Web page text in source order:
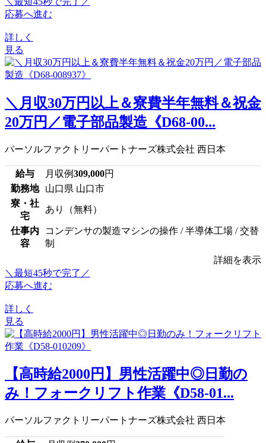
応募へ進む
詳しく
見る
＼月収30万円以上＆寮費半年無料＆祝金
20万円／電子部品製造《D68-00...
パーソルファクトリーパートナーズ株式会社 西日本
給与 月収例309,000円
勤務地
山口県 山口市
寮・社
宅
あり（無料）
仕事内
容
コンデンサの製造マシンの操作 / 半導体工場 / 交替
制
詳細を表示
＼最短45秒で完了／
応募へ進む
詳しく
見る
【高時給2000円】男性活躍中◎日勤の
み！フォークリフト作業《D58-01...
パーソルファクトリーパートナーズ株式会社 西日本